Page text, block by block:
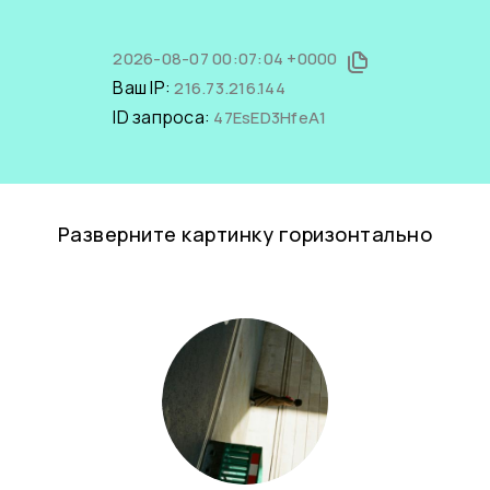
2026-08-07 00:07:04 +0000
Ваш IP:216.73.216.144
ID запроса: 47EsED3HfeA1
Разверните картинку горизонтально